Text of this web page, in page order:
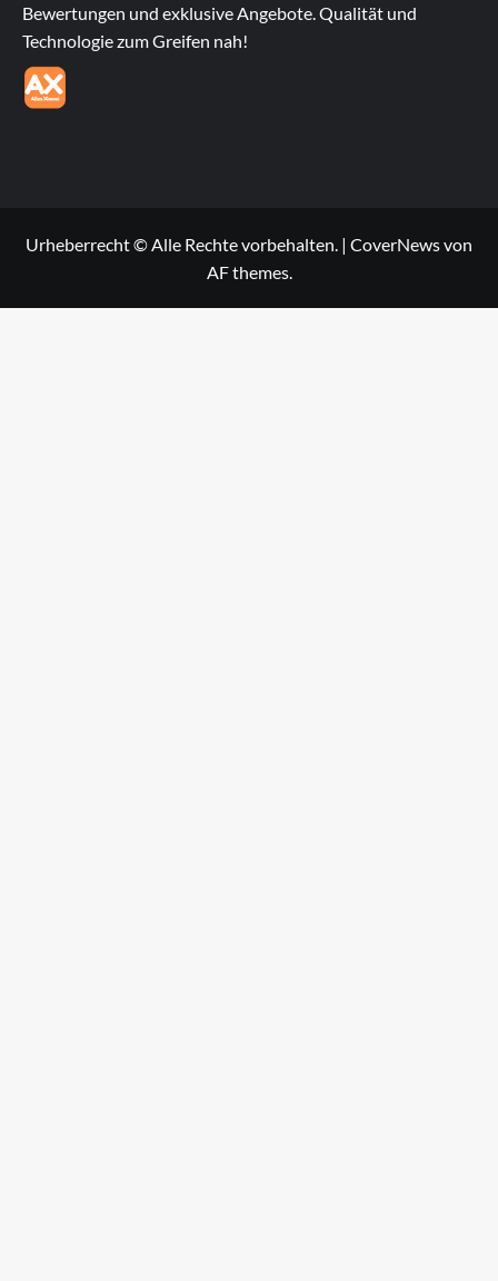
Bewertungen und exklusive Angebote. Qualität und
Technologie zum Greifen nah!
Urheberrecht © Alle Rechte vorbehalten. | CoverNewsvon
AF themes.